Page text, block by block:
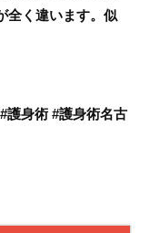
全く違います。似
護身術 #護身術名古